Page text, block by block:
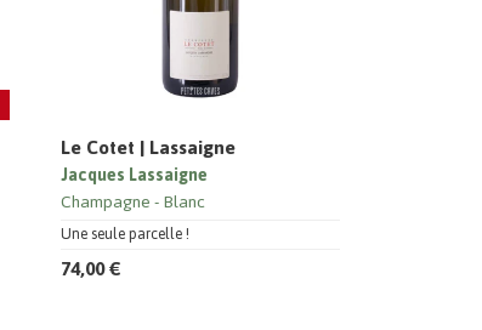
Le Cotet | Lassaigne
Une seule parcelle !
Jacques Lassaigne
Champagne Blanc
74,00 €